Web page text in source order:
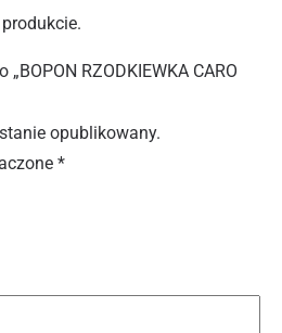
RZODKIEWKA CARO
opublikowany.
*